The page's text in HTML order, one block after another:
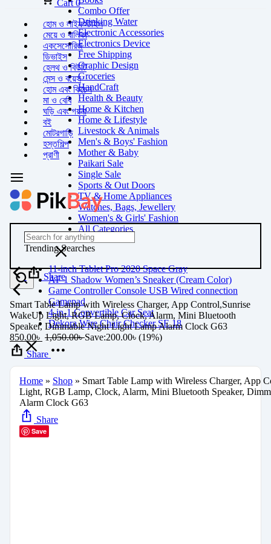
Combo Offer
Drinking Water
Electronic Accessories
Electronics Device
Free Shipping
Graphic Design
Groceries
HandCraft
Health & Beauty
Home & Kitchen
Home & Lifestyle
Livestock & Animals
Men's & Boys' Fashion
Mother & Baby
Paikari Sale
Single Sale
Sports & Out Doors
TV & Home Appliances
Watches, Bags, Jewellery
Women's & Girls' Fashion
All Categories
Cart 0
হোম ও লাইফস্টাইল
মেয়ে ও বালিকা
একসেসোরিজ
ডিভাইস
হেলথ ও বিউটি
মেন্স ও বয়েস
হোম এবং কিচেন
মা ও বেবি
ঘড়ি এবং গয়না
বই
মোটরগাড়ি
হস্তশিল্প
প্রাণী
Trending Searches
11-inch Tablet Pro 2020 Space Gray
AF 1 Shadow Women’s Sneaker (Cream Color)
Game Controller Console USB Wired connection
Gamepad
4-in-1 Convertible Car Seat
Dekora Wire Chair Checker SE 18
Share
Smart Table Lamp with Wireless Charger, App Control,Sunrise
WakeUp Light, RGB Lamp, Clock, Alarm, Mini Bluetooth
Speaker, Dimmable Night Light Lamp Alarm Clock G63
850.00৳ 1,050.00৳Save:200.00৳ (19%)
Share
Home » Shop » Smart Table Lamp with Wireless Charger, App
Light, RGB Lamp, Clock, Alarm, Mini Bluetooth Speaker,
Alarm Clock G63
Share
Save